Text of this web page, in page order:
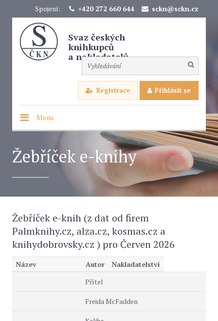
Spojení: +420 272 660 644 sckn@sckn.cz
Svaz českých
knihkupců
a nakladatelů
Registrace Přihlásit se
Menu
Žebříček e-knihy
Žebříček e-knih (z dat od firem
Palmknihy.cz, alza.cz, kosmas.cz a
knihydobrovsky.cz ) pro Červen 2026
Název Autor
Nakladatelství
Přítel
Freida McFadden